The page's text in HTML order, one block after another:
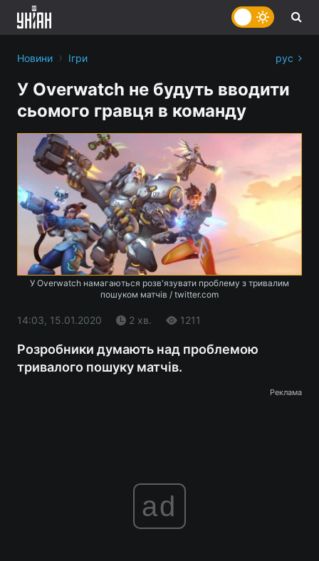
Новини › Ігри рус
У Overwatch не будуть вводити
сьомого гравця в команду
У Overwatch намагаються розв'язувати проблему з тривалим
пошуком матчів / twitter.com
14:03, 15.01.2020 2 хв. 1211
Розробники думають над проблемою
тривалого пошуку матчів.
Реклама
ad